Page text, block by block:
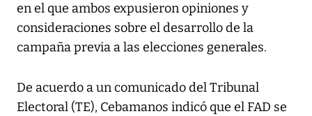
en el que ambos expusieron opiniones y
consideraciones sobre el desarrollo de la
campaña previa a las elecciones generales.
De acuerdo a un comunicado del Tribunal
Electoral (TE), Cebamanos indicó que el FAD se